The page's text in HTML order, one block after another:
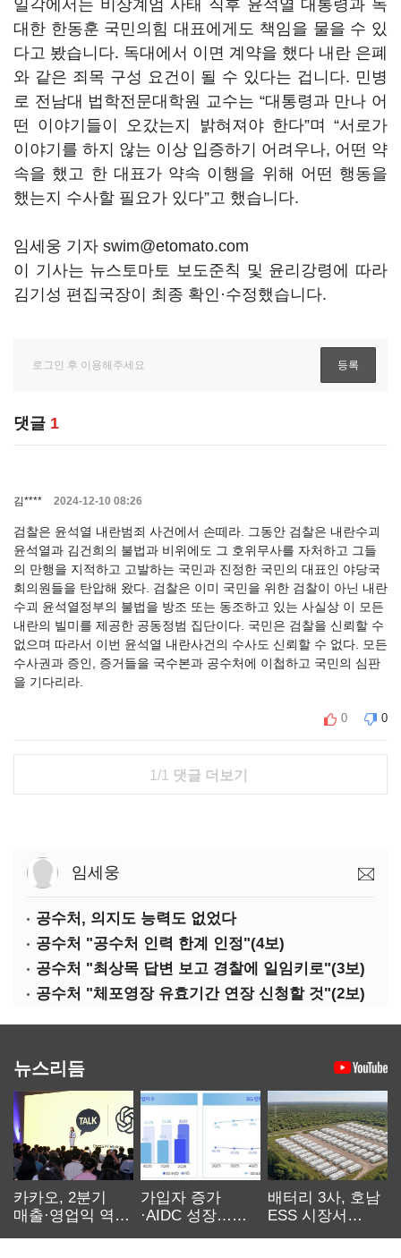
일각에서는 비상계엄 사태 직후 윤석열 대통령과 독
대한 한동훈 국민의힘 대표에게도 책임을 물을 수 있
다고 봤습니다. 독대에서 이면 계약을 했다 내란 은폐
와 같은 죄목 구성 요건이 될 수 있다는 겁니다. 민병
로 전남대 법학전문대학원 교수는 “대통령과 만나 어
떤 이야기들이 오갔는지 밝혀져야 한다”며 “서로가
이야기를 하지 않는 이상 입증하기 어려우나, 어떤 약
속을 했고 한 대표가 약속 이행을 위해 어떤 행동을
했는지 수사할 필요가 있다”고 했습니다.
임세웅 기자 swim@etomato.com
이 기사는 뉴스토마토 보도준칙 및 윤리강령에 따라
김기성 편집국장이 최종 확인·수정했습니다.
댓글 1
김**** 2024-12-10 08:26
검찰은 윤석열 내란범죄 사건에서 손떼라. 그동안 검찰은 내란수괴
윤석열과 김건희의 불법과 비위에도 그 호위무사를 자처하고 그들
의 만행을 지적하고 고발하는 국민과 진정한 국민의 대표인 야당국
회의원들을 탄압해 왔다. 검찰은 이미 국민을 위한 검찰이 아닌 내란
수괴 윤석열정부의 불법을 방조 또는 동조하고 있는 사실상 이 모든
내란의 빌미를 제공한 공동정범 집단이다. 국민은 검찰을 신뢰할 수
없으며 따라서 이번 윤석열 내란사건의 수사도 신뢰할 수 없다. 모든
수사권과 증인, 증거들을 국수본과 공수처에 이첩하고 국민의 심판
을 기다리라.
0 0
1/1 댓글 더보기
임세웅
공수처, 의지도 능력도 없었다
공수처 "공수처 인력 한계 인정"(4보)
공수처 "최상목 답변 보고 경찰에 일임키로"(3보)
공수처 "체포영장 유효기간 연장 신청할 것"(2보)
뉴스리듬
카카오, 2분기
매출·영업익 역대
가입자 증가
·AIDC 성장…
배터리 3사, 호남
ESS 시장서